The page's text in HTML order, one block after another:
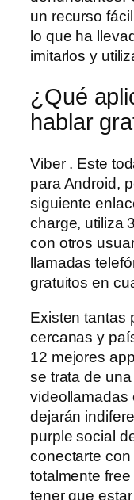
un recurso
lo que ha
imitarlos y
¿Qué
hablar
Viber . Este
para Android,
siguiente
charge, utiliza
con otros
llamadas
gratuitos en
Existen tantas
cercanas y
12 mejores
se trata de
videollamadas
dejarán
purple social
conectarte
totalmente
tener que